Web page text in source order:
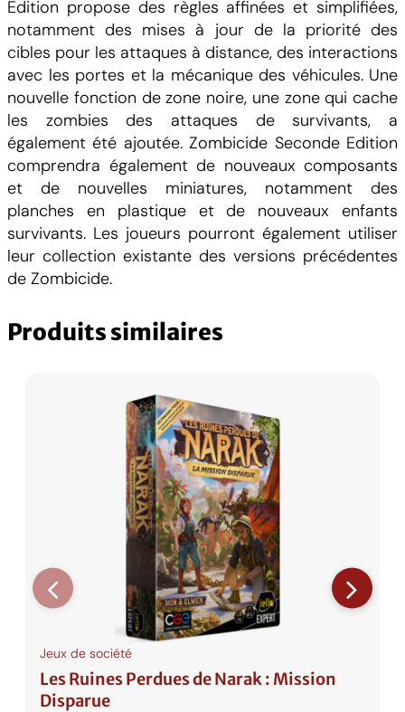
Edition propose des règles affinées et simplifiées,
notamment des mises à jour de la priorité des
cibles pour les attaques à distance, des interactions
avec les portes et la mécanique des véhicules. Une
nouvelle fonction de zone noire, une zone qui cache
les zombies des attaques de survivants, a
également été ajoutée. Zombicide Seconde Edition
comprendra également de nouveaux composants
et de nouvelles miniatures, notamment des
planches en plastique et de nouveaux enfants
survivants. Les joueurs pourront également utiliser
leur collection existante des versions précédentes
de Zombicide.
Produits similaires
Jeux de société
Les Ruines Perdues de Narak : Mission
Disparue